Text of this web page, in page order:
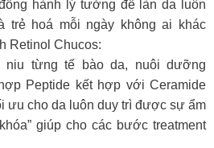
hành lý tưởng để làn da luôn
trẻ hoá mỗi ngày không ai khác
Retinol Chucos:
niu từng tế bào da, nuôi dưỡng
Peptide kết hợp với Ceramide
ưu cho da luôn duy trì được sự ẩm
giúp cho các bước treatment